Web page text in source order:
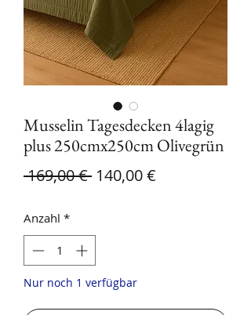
Musselin Tagesdecken 4lagig
plus 250cmx250cm Olivegrün
169,00 € Standardpreis
140,00 €
Anzahl *
Nur noch 1 verfügbar